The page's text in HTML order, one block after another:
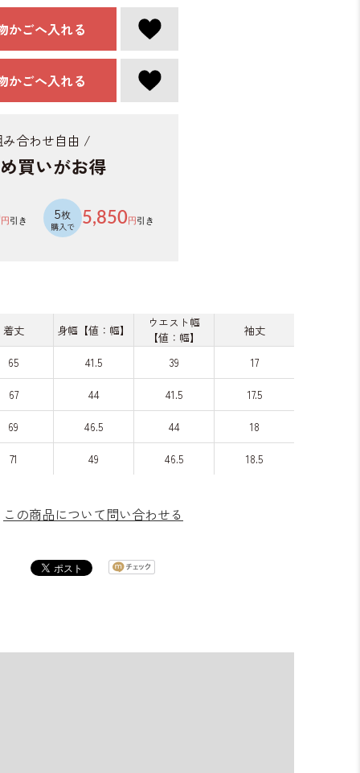
合わせ自由 /
買いがお得
円 引き 5枚
購入で 5,850 円 引き
着丈 身幅【値：幅】
ウエスト幅
【値：幅】
袖丈
65 41.5 39 17
67 44 41.5 17.5
69 46.5 44 18
71 49 46.5 18.5
かごへ入れる
かごへ入れる
この商品について問い合わせる